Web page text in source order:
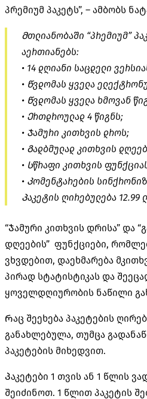
პრემიუმ პაკეტს”, – ამბობს
Მთლიანობაში “პრემიუმ”
აერთიანებს:
• 14 დღიანი საცდელი
• Წვდომას ყველა
• Წვდომას ყველა ხმოვან
• Ერთდროულად 4 წიგნს;
• Ჯამური კითხვის დროს;
• Გადბმულად კითხვის
• Სწრაფი კითხვის
• Კომენტარების
Პაკეტის ღირებულება 12.99
“Ჯამური კითხვის დრისა” და
დღეების” ფუნქციები,
ვხვდებით, დაეხმარება
პირად სტატისტიკას და
ყოველდღიურობის ნაწილი
Რაც შეეხება პაკეტების
განახლებულა, თუმცა
პაკეტების მიხედვით.
Პაკეტები 1 თვის ან 1 წლის
შეიძინოთ. 1 წლით პაკეტის